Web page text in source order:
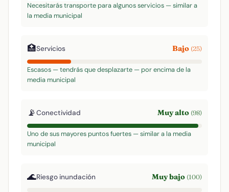
Necesitarás transporte para algunos servicios — similar a
la media municipal
🏥Servicios Bajo (25)
Escasos — tendrás que desplazarte — por encima de la
media municipal
📡Conectividad Muy alto (98)
Uno de sus mayores puntos fuertes — similar a la media
municipal
🌊Riesgo inundación Muy bajo (100)